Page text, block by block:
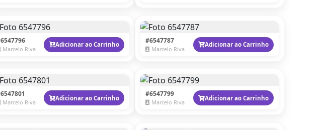
Marcelo Riva
Adicionar ao Carrinho #6547787
Marcelo Riva
Adicionar ao Carrinho
Marcelo Riva
Adicionar ao Carrinho #6547799
Marcelo Riva
Adicionar ao Carrinho